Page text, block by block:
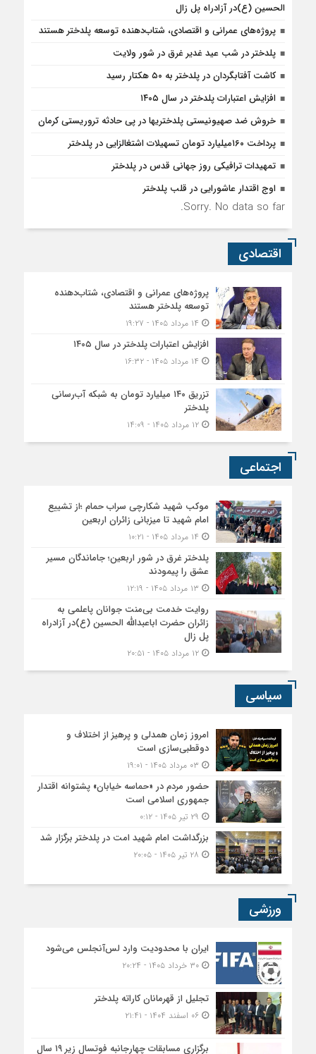
الحسین (ع)در آزادراه پل زال
پروژه‌های عمرانی و اقتصادی، شتاب‌دهنده توسعه پلدختر هستند
پلدختر در شب عید غدیر غرق در شور ولایت
کاشت آفتابگردان در پلدختر به ۵۰ هکتار رسید
افزایش اعتبارات پلدختر در سال ۱۴۰۵
خروش ضد صهیونیستی پلدختریها در پی حادثه تروریستی کرمان
پرداخت ۱۶۰میلیارد تومان تسهیلات اشتغالزایی در پلدختر
تمهیدات ترافیکی روز جهانی قدس در پلدختر
اوج اقتدار عاشورایی در قلب پلدختر
Sorry. No data so far.
اقتصادی
پروژه‌های عمرانی و اقتصادی، شتاب‌دهنده
توسعه پلدختر هستند
افزایش اعتبارات پلدختر در سال ۱۴۰۵
تزریق ۱۴۰ میلیارد تومان به شبکه آب‌رسانی
پلدختر
۱۲ مرداد ۱۴۰۵ - ۱۴:۰۹
اجتماعی
موکب شهید شکارچی سراب حمام ؛از تشییع
امام شهید تا میزبانی زائران اربعین
پلدختر غرق در شور اربعین؛ جاماندگان مسیر
عشق را پیمودند
روایت خدمت بی‌منت جوانان پاعلمی به
زائران حضرت اباعبدالله الحسین (ع)در آزادراه
پل زال
۱۲ مرداد ۱۴۰۵ - ۲۰:۵۱
سیاسی
امروز زمان همدلی و پرهیز از اختلاف و
دوقطبی‌سازی است
حضور مردم در «حماسه خیابان» پشتوانه اقتدار
جمهوری اسلامی است
بزرگداشت امام شهید امت در پلدختر برگزار شد
ورزشی
ایران با محدودیت وارد لس‌آنجلس می‌شود
۳۰ خرداد ۱۴۰۵ - ۲۰:۲۴
تجلیل از قهرمانان کاراته پلدختر
۰۶ اسفند ۱۴۰۴ - ۲۱:۴۱
برگزاری مسابقات چهارجانبه فوتسال زیر ۱۹ سال